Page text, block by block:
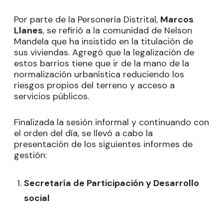
Por parte de la Personería Distrital, Marcos
Llanes, se refirió a la comunidad de Nelson
Mandela que ha insistido en la titulación de
sus viviendas. Agregó que la legalización de
estos barrios tiene que ir de la mano de la
normalización urbanística reduciendo los
riesgos propios del terreno y acceso a
servicios públicos.
Finalizada la sesión informal y continuando con
el orden del día, se llevó a cabo la
presentación de los siguientes informes de
gestión:
Secretaría de Participación y Desarrollo
social